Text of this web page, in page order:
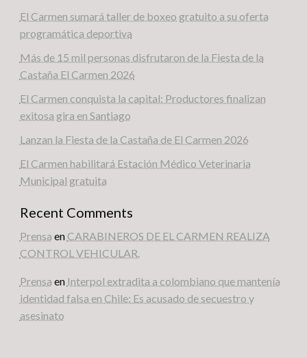
El Carmen sumará taller de boxeo gratuito a su oferta
programática deportiva
Más de 15 mil personas disfrutaron de la Fiesta de la
Castaña El Carmen 2026
El Carmen conquista la capital: Productores finalizan
exitosa gira en Santiago
Lanzan la Fiesta de la Castaña de El Carmen 2026
El Carmen habilitará Estación Médico Veterinaria
Municipal gratuita
Recent Comments
Prensa en CARABINEROS DE EL CARMEN REALIZA
CONTROL VEHICULAR.
Prensa en Interpol extradita a colombiano que mantenía
identidad falsa en Chile: Es acusado de secuestro y
asesinato